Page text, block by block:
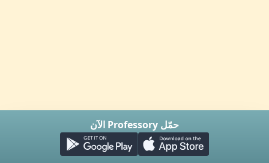
حمّل Professory الآن